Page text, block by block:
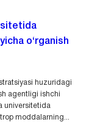
o‘rganish
huzuridagi
agentligi ishchi
universitetida
moddalarning...